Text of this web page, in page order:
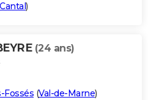
Cantal)
(24 ans)
Fossés (Val-de-Marne)